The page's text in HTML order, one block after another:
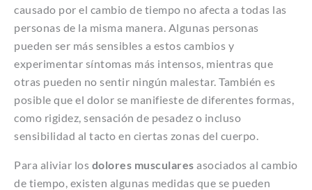
causado por el cambio de tiempo no afecta a todas las
personas de la misma manera. Algunas personas
pueden ser más sensibles a estos cambios y
experimentar síntomas más intensos, mientras que
otras pueden no sentir ningún malestar. También es
posible que el dolor se manifieste de diferentes formas,
como rigidez, sensación de pesadez o incluso
sensibilidad al tacto en ciertas zonas del cuerpo.
Para aliviar los dolores musculares asociados al cambio
de tiempo, existen algunas medidas que se pueden